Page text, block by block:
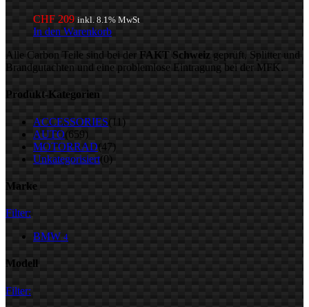
CHF 209 inkl. 8.1% MwSt
In den Warenkorb
Alle Carbon Teile sind bei der FAKT Schweiz geprüft, Splitter und
Brandgutachten und eine problemlose Eintragung bei der MFK.
Produkt-Kategorien
ACCESSORIES(11)
AUTO(659)
MOTORRAD(47)
Unkategorisiert(0)
Marke
Filter:
BMW 4
Modell
Filter: